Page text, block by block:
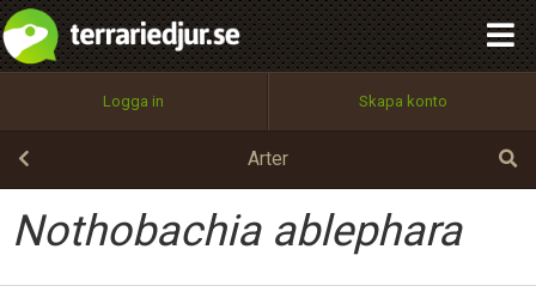
Logga in Skapa konto
Arter
Nothobachia ablephara
Utför
100%
OK
integritetspolicy
Namn:
Epost:
Begär nytt lösenord
Tillbaka till förstasidan